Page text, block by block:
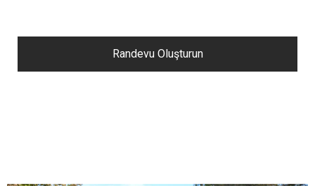
Randevu Oluşturun